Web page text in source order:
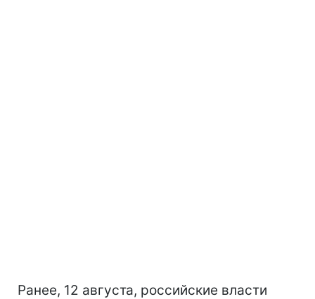
Ранее, 12 августа, российские власти